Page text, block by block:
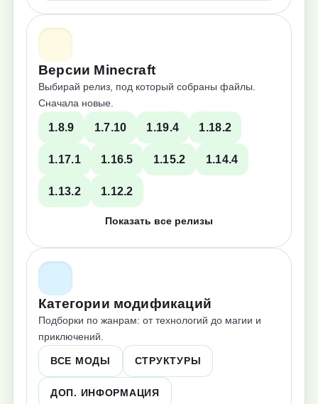
Версии Minecraft
Выбирай релиз, под который собраны файлы.
Сначала новые.
1.8.9 1.7.10 1.19.4 1.18.2
1.17.1 1.16.5 1.15.2 1.14.4
1.13.2 1.12.2
Показать все релизы
Категории модификаций
Подборки по жанрам: от технологий до магии и
приключений.
ВСЕ МОДЫ СТРУКТУРЫ
ДОП. ИНФОРМАЦИЯ